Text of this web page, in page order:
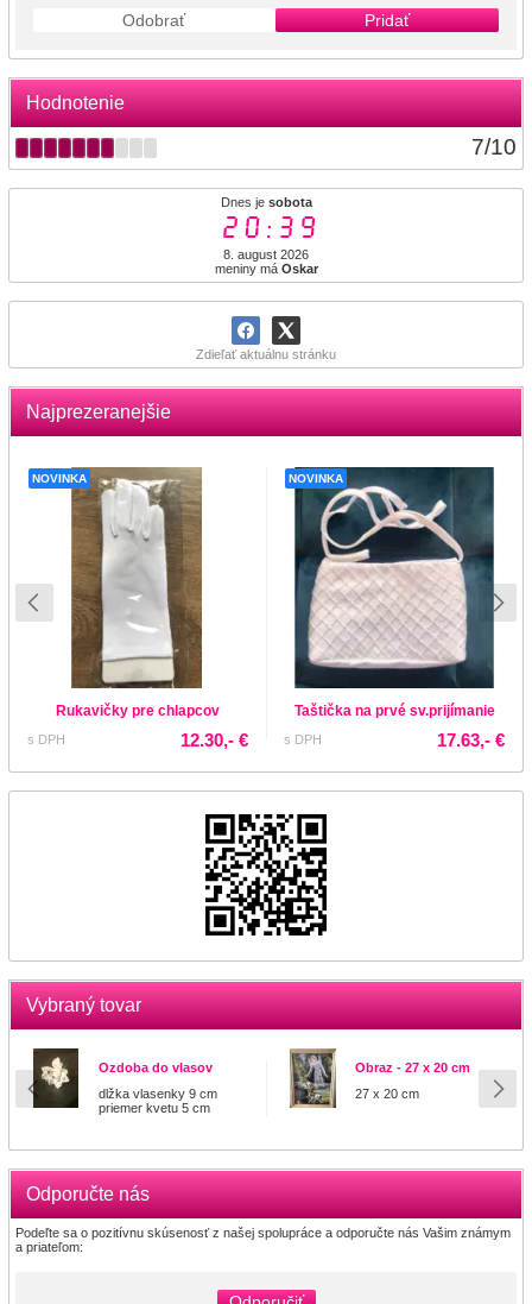
Odobrať Pridať
Hodnotenie
7/10
Dnes je sobota
20:39
8. august 2026
meniny má Oskar
Zdieľať aktuálnu stránku
Najprezeranejšie
NOVINKA
Rukavičky pre chlapcov
s DPH 12.30,- €
NOVINKA
Taštička na prvé sv.prijímanie
s DPH 17.63,- €
Vybraný tovar
Ozdoba do vlasov
dlžka vlasenky 9 cm
priemer kvetu 5 cm
Obraz - 27 x 20 cm
27 x 20 cm
Odporučte nás
Podeľte sa o pozitívnu skúsenosť z našej spolupráce a odporučte nás Vašim známym
a priateľom: